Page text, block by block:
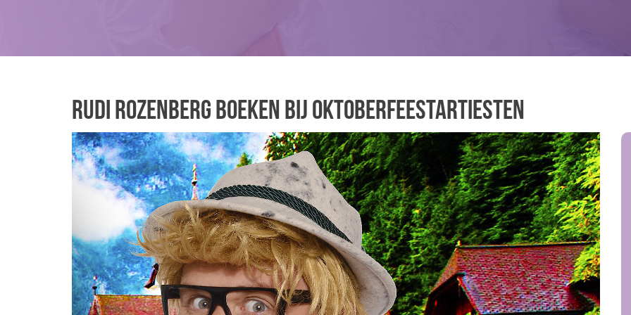
Rudi Rozenberg boeken bij Oktoberfeestartiesten